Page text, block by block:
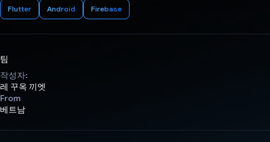
Flutter Android Firebase
팀
작성자:
레 꾸옥 끼엣
From
베트남